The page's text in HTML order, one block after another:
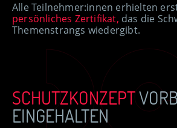
Alle Teilnehmer:innen erhielten
persönliches Zertifikat, das die
Themenstrangs wiedergibt.
SCHUTZKONZEPT
EINGEHALTEN